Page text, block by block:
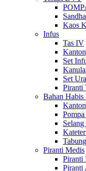
Kaos
Infus
Tas IV
Set
Set
Piranti
Bahan Habis
Pompa
Selang
Piranti Medis
Piranti
Piranti